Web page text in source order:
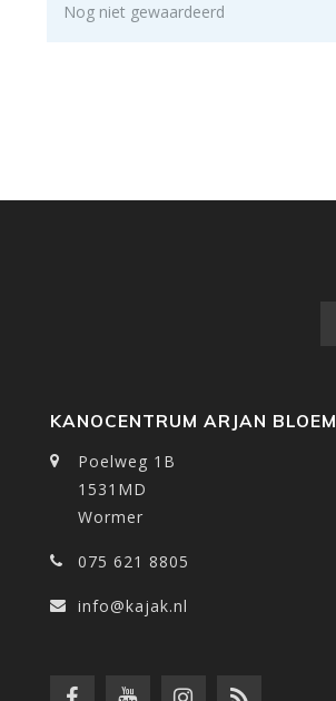
Nog niet gewaardeerd
KANOCENTRUM ARJAN BLOEM
Poelweg 1B
1531MD
Wormer
075 621 8805
info@kajak.nl